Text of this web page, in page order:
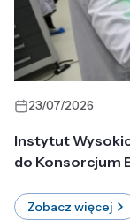
23/07/2026
Instytut
do Konsorcjum
Zobacz więcej